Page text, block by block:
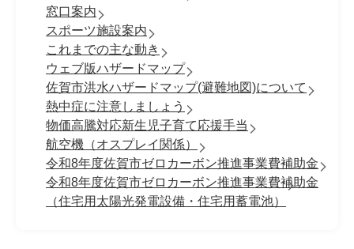
窓口案内
スポーツ施設案内
これまでの主な動き
ウェブ版ハザードマップ
佐賀市洪水ハザードマップ(避難地図)について
熱中症に注意しましょう
物価高騰対応新生児子育て応援手当
航空機（オスプレイ関係）
令和8年度佐賀市ゼロカーボン推進事業費補助金
令和8年度佐賀市ゼロカーボン推進事業費補助金
（住宅用太陽光発電設備・住宅用蓄電池）